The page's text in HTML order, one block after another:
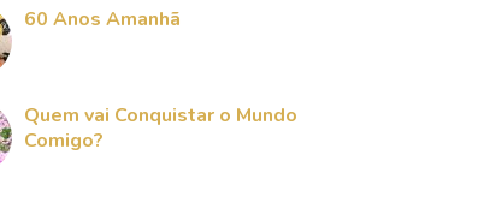
60 Anos Amanhã
Quem vai Conquistar o Mundo
Comigo?